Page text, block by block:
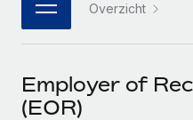
Integraties
DIENSTEN
Strategische
Een partner worden
Ontdek hoe je met ons
Webinars
Newsroom
한국어
Overzicht
Employer of
(EOR)